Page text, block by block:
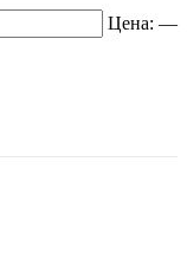
Цена: —